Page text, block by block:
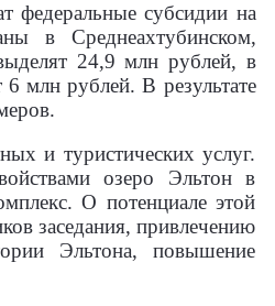
федеральные субсидии на
в Среднеахтубинском,
24,9 млн рублей, в
млн рублей. В результате
и туристических услуг.
озеро Эльтон в
О потенциале этой
заседания, привлечению
Эльтона, повышение